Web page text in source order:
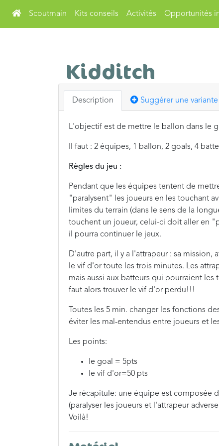
Scoutmain Kits conseils Activités Opportunités
Kidditch
Description Suggérer une variante
L'objectif est de mettre le ballon dans le
Il faut : 2 équipes, 1 ballon, 2 goals, 4
Règles du jeu :
Pendant que les équipes tentent de
"paralysent" les joueurs en les touchant
limites du terrain (dans le sens de la
touchent un joueur, celui-ci doit aller en
il pourra continuer le jeux.
D'autre part, il y a l'attrapeur : sa
le vif d'or toute les trois minutes. Les
mais aussi aux batteurs qui pourraient
faut alors trouver le vif d'or perdu!!!
Toutes les 5 min. changer les fonctions
éviter les mal-entendus entre joueurs et
Les points:
le goal = 5pts
le vif d'or=50 pts
Je récapitule: une équipe est composée
(paralyser les joueurs et l'attrapeur
Voilà!